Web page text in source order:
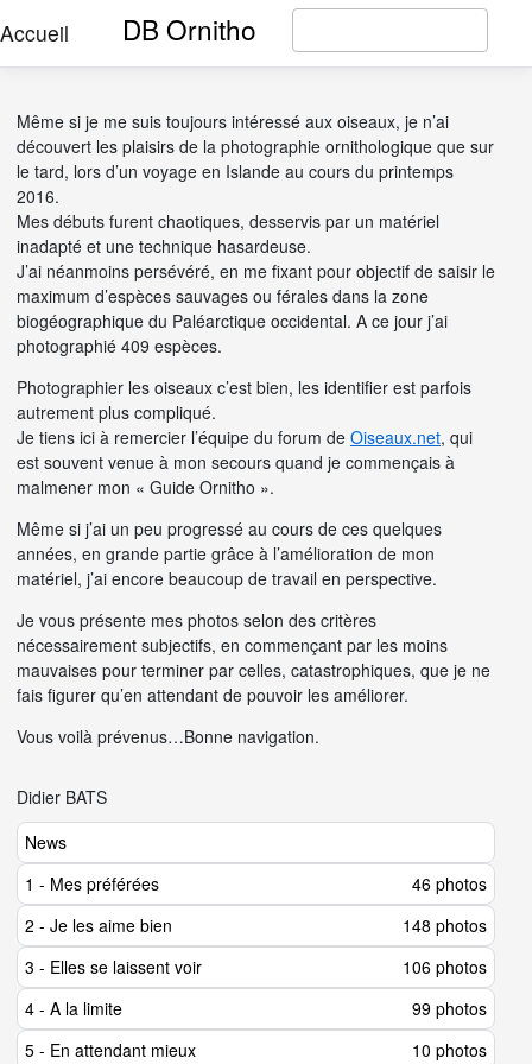
Accueil DB Ornitho
Même si je me suis toujours intéressé aux oiseaux, je n’ai
découvert les plaisirs de la photographie ornithologique que sur
le tard, lors d’un voyage en Islande au cours du printemps
2016.
Mes débuts furent chaotiques, desservis par un matériel
inadapté et une technique hasardeuse.
J’ai néanmoins persévéré, en me fixant pour objectif de saisir le
maximum d’espèces sauvages ou férales dans la zone
biogéographique du Paléarctique occidental. A ce jour j’ai
photographié 409 espèces.
Photographier les oiseaux c’est bien, les identifier est parfois
autrement plus compliqué.
Je tiens ici à remercier l’équipe du forum de Oiseaux.net, qui
est souvent venue à mon secours quand je commençais à
malmener mon « Guide Ornitho ».
Même si j’ai un peu progressé au cours de ces quelques
années, en grande partie grâce à l’amélioration de mon
matériel, j’ai encore beaucoup de travail en perspective.
Je vous présente mes photos selon des critères
nécessairement subjectifs, en commençant par les moins
mauvaises pour terminer par celles, catastrophiques, que je ne
fais figurer qu’en attendant de pouvoir les améliorer.
Vous voilà prévenus…Bonne navigation.
Didier BATS
News
1 - Mes préférées
46 photos
2 - Je les aime bien
148 photos
3 - Elles se laissent voir
106 photos
4 - A la limite
99 photos
5 - En attendant mieux
10 photos